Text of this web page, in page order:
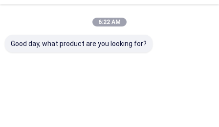
6:22 AM
Good day, what product are you looking for?